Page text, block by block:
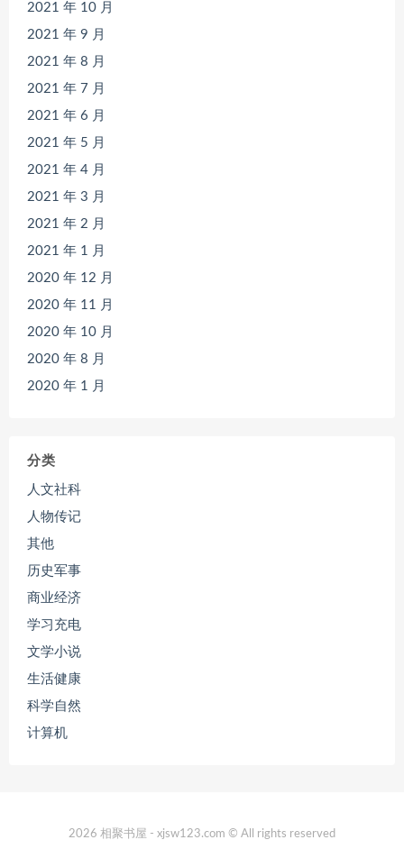
2021 年 10 月
2021 年 9 月
2021 年 8 月
2021 年 7 月
2021 年 6 月
2021 年 5 月
2021 年 4 月
2021 年 3 月
2021 年 2 月
2021 年 1 月
2020 年 12 月
2020 年 11 月
2020 年 10 月
2020 年 8 月
2020 年 1 月
分类
人文社科
人物传记
其他
历史军事
商业经济
学习充电
文学小说
生活健康
科学自然
计算机
2026 相聚书屋 - xjsw123.com © All rights reserved